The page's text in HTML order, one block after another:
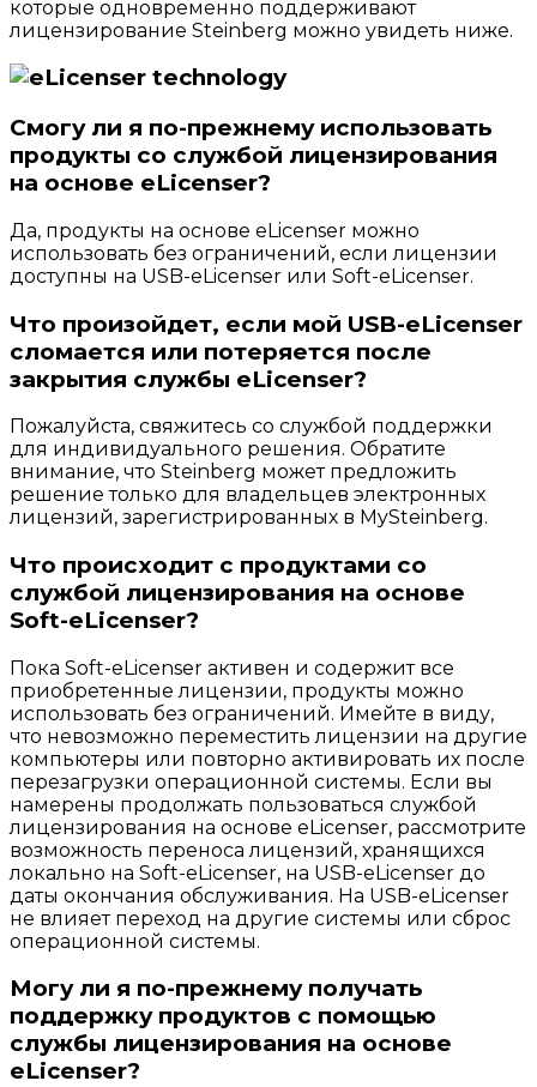
которые одновременно поддерживают
лицензирование Steinberg можно увидеть ниже.
Смогу ли я по-прежнему использовать
продукты со службой лицензирования
на основе eLicenser?
Да, продукты на основе eLicenser можно
использовать без ограничений, если лицензии
доступны на USB-eLicenser или Soft-eLicenser.
Что произойдет, если мой USB-eLicenser
сломается или потеряется после
закрытия службы eLicenser?
Пожалуйста, свяжитесь со службой поддержки
для индивидуального решения. Обратите
внимание, что Steinberg может предложить
решение только для владельцев электронных
лицензий, зарегистрированных в MySteinberg.
Что происходит с продуктами со
службой лицензирования на основе
Soft-eLicenser?
Пока Soft-eLicenser активен и содержит все
приобретенные лицензии, продукты можно
использовать без ограничений. Имейте в виду,
что невозможно переместить лицензии на другие
компьютеры или повторно активировать их после
перезагрузки операционной системы. Если вы
намерены продолжать пользоваться службой
лицензирования на основе eLicenser, рассмотрите
возможность переноса лицензий, хранящихся
локально на Soft-eLicenser, на USB-eLicenser до
даты окончания обслуживания. На USB-eLicenser
не влияет переход на другие системы или сброс
операционной системы.
Могу ли я по-прежнему получать
поддержку продуктов с помощью
службы лицензирования на основе
eLicenser?